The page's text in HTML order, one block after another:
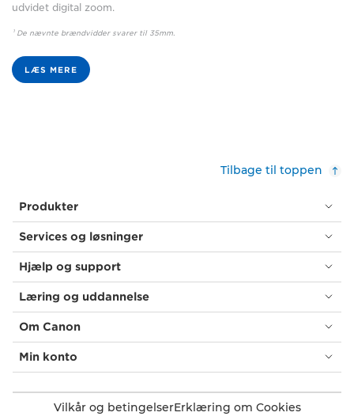
udvidet digital zoom.
¹ De nævnte brændvidder svarer til 35mm.
LÆS MERE
Tilbage til toppen
Produkter
Services og løsninger
Hjælp og support
Læring og uddannelse
Om Canon
Min konto
Vilkår og betingelserErklæring om Cookies